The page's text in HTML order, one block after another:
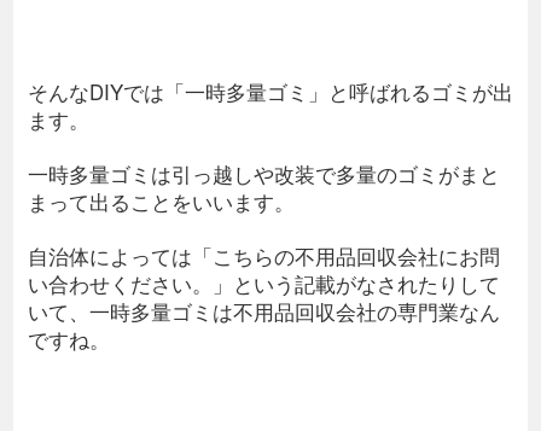
そんなDIYでは「一時多量ゴミ」と呼ばれるゴミが出
ます。
一時多量ゴミは引っ越しや改装で多量のゴミがまと
まって出ることをいいます。
自治体によっては「こちらの不用品回収会社にお問
い合わせください。」という記載がなされたりして
いて、一時多量ゴミは不用品回収会社の専門業なん
ですね。